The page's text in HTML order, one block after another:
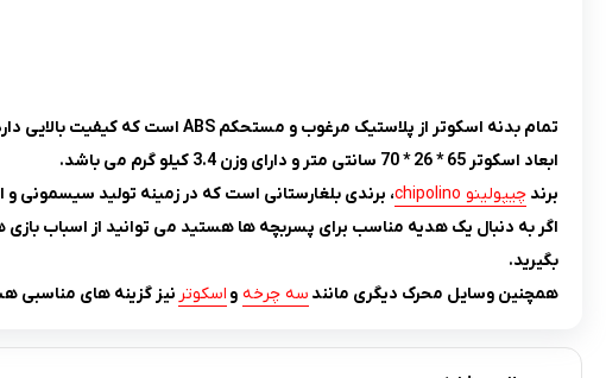
تمام بدنه اسکوتر از پلاستیک مرغوب و مستحکم ABS است که کیفیت بالایی دارد.
ابعاد اسکوتر 65 * 26 * 70 سانتی متر و دارای وزن 3.4 کیلو گرم می باشد.
برند چیپولینو chipolino
، برندی بلغارستانی است که در زمینه تولید سیسمونی
اگر به دنبال یک هدیه مناسب برای پسربچه ها هستید می توانید از اسباب بازی
بگیرید.
همچنین وسایل محرک دیگری مانند سه چرخه و اسکوتر نیز گزینه های مناسبی